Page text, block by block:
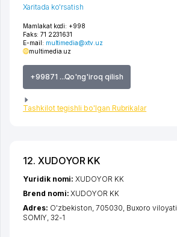
Mamlakat kodi: +998
Faks: 71 2231631
E-mail: multimedia@xtv.uz
multimedia.uz
+99871 ...Qo'ng'iroq qilish
Tashkilot tegishli bo'lgan Rubrikalar
Xaritada ko'rsatish
12. XUDOYOR KK
Yuridik nomi:XUDOYOR KK
Brend nomi:XUDOYOR KK
Adres: O'zbekiston, 705030, Buxoro viloyati
SOMIY, 32-1